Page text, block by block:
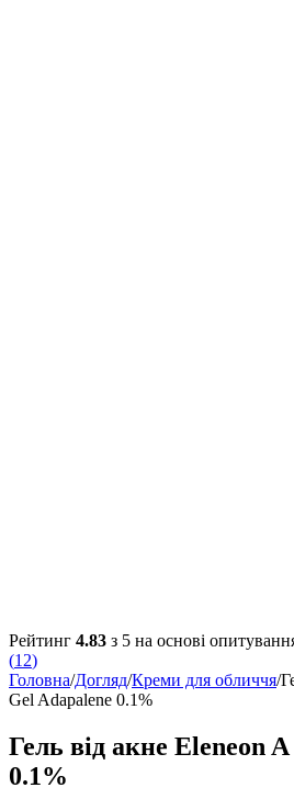
Рейтинг 4.83 з 5 на основі
(12)
Головна/Догляд/Креми для обличчя/
Gel Adapalene 0.1%
Гель від акне Eleneon
0.1%